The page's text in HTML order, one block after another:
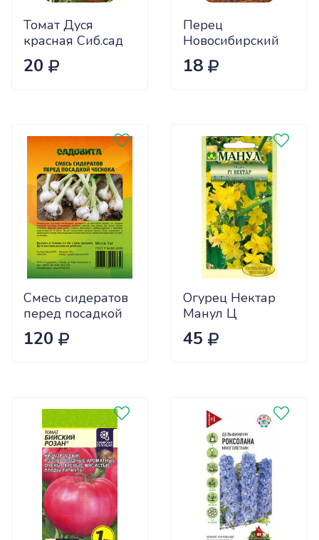
Томат Дуся
красная Сиб.сад
Ц
20
Перец
Новосибирский
(ранний) Сиб.сад
Ц
18
Смесь сидератов
перед посадкой
чеснока 0,5кг
САДОВИТА
120
Огурец Нектар
Манул Ц
45